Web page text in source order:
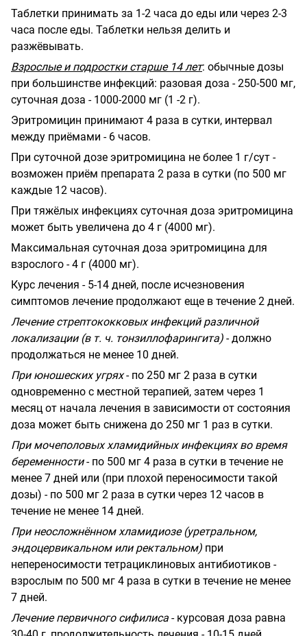
Таблетки принимать за 1-2 часа до еды или через 2-3
часа после еды. Таблетки нельзя делить и
разжёвывать.
Взрослые и подростки старше 14 лет: обычные дозы
при большинстве инфекций: разовая доза - 250-500 мг,
суточная доза - 1000-2000 мг (1 -2 г).
Эритромицин принимают 4 раза в сутки, интервал
между приёмами - 6 часов.
При суточной дозе эритромицина не более 1 г/сут -
возможен приём препарата 2 раза в сутки (по 500 мг
каждые 12 часов).
При тяжёлых инфекциях суточная доза эритромицина
может быть увеличена до 4 г (4000 мг).
Максимальная суточная доза эритромицина для
взрослого - 4 г (4000 мг).
Курс лечения - 5-14 дней, после исчезновения
симптомов лечение продолжают еще в течение 2 дней.
Лечение стрептококковых инфекций различной
локализации (в т. ч. тонзиллофарингита) - должно
продолжаться не менее 10 дней.
При юношеских угрях- по 250 мг 2 раза в сутки
одновременно с местной терапией, затем через 1
месяц от начала лечения в зависимости от состояния
доза может быть снижена до 250 мг 1 раз в сутки.
При мочеполовых хламидийных инфекциях во время
беременности- по 500 мг 4 раза в сутки в течение не
менее 7 дней или (при плохой переносимости такой
дозы) - по 500 мг 2 раза в сутки через 12 часов в
течение не менее 14 дней.
При неосложнённом хламидиозе (уретральном,
эндоцервикальном или ректальном) при
непереносимости тетрациклиновых антибиотиков -
взрослым по 500 мг 4 раза в сутки в течение не менее
7 дней.
Лечение первичного сифилиса - курсовая доза равна